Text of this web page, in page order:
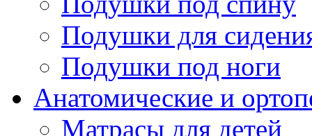
Подушки для
Подушки под ноги
Анатомические и
Матрасы для детей